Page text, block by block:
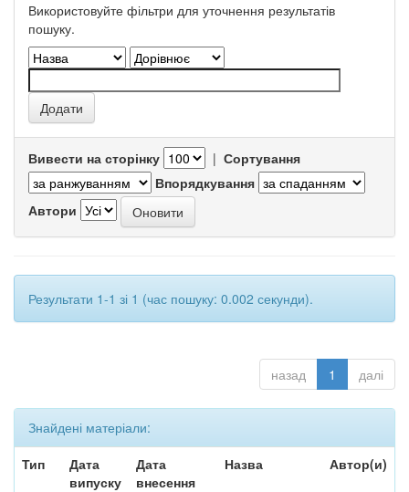
Використовуйте фільтри для уточнення результатів
пошуку.
Вивести на сторінку | Сортування
Впорядкування
Автори
Результати 1-1 зі 1 (час пошуку: 0.002 секунди).
назад 1 далі
Знайдені матеріали:
Тип
Дата
випуску
Дата
внесення
Назва Автор(и)